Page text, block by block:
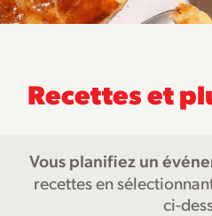
Recettes et
Vous planifiez un
recettes en
ci-